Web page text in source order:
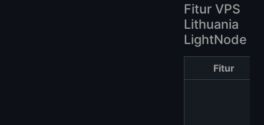
Fitur VPS
Lithuania
LightNode
Fitur